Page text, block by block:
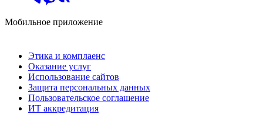
Мобильное приложение
Этика и комплаенс
Оказание услуг
Использование сайтов
Защита персональных данных
Пользовательское соглашение
ИТ аккредитация